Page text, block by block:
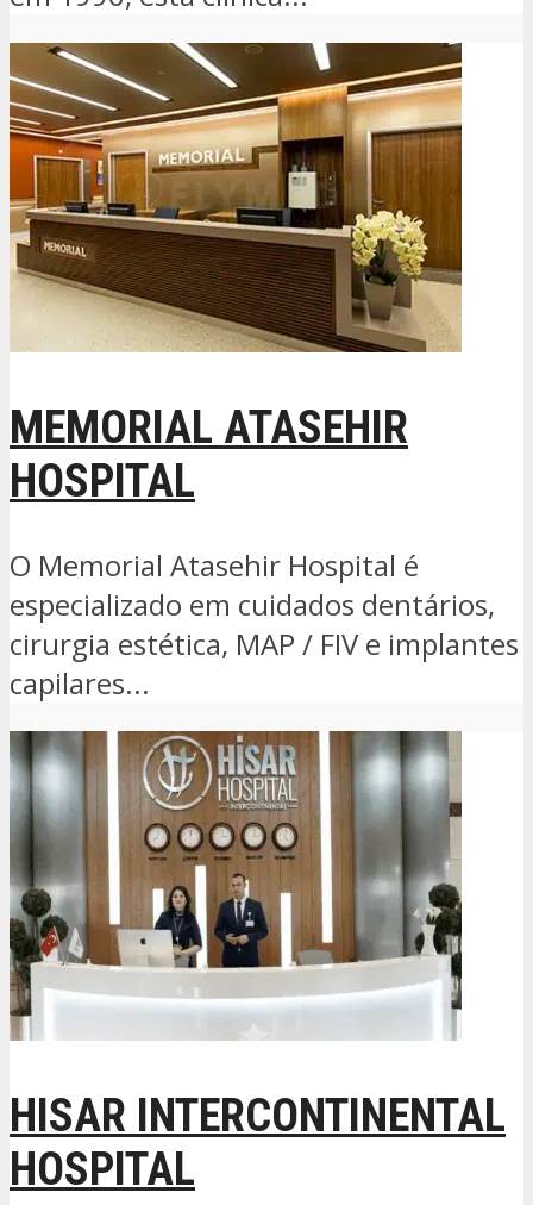
MEMORIAL ATASEHIR
HOSPITAL
O Memorial Atasehir Hospital é
especializado em cuidados dentários,
cirurgia estética, MAP / FIV e implantes
capilares...
HISAR INTERCONTINENTAL
HOSPITAL